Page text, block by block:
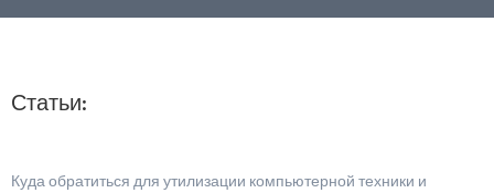
Статьи:
Куда обратиться для утилизации компьютерной техники и